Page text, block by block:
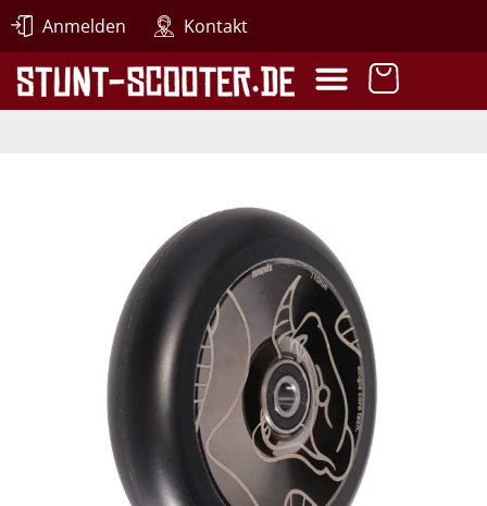
Anmelden Kontakt